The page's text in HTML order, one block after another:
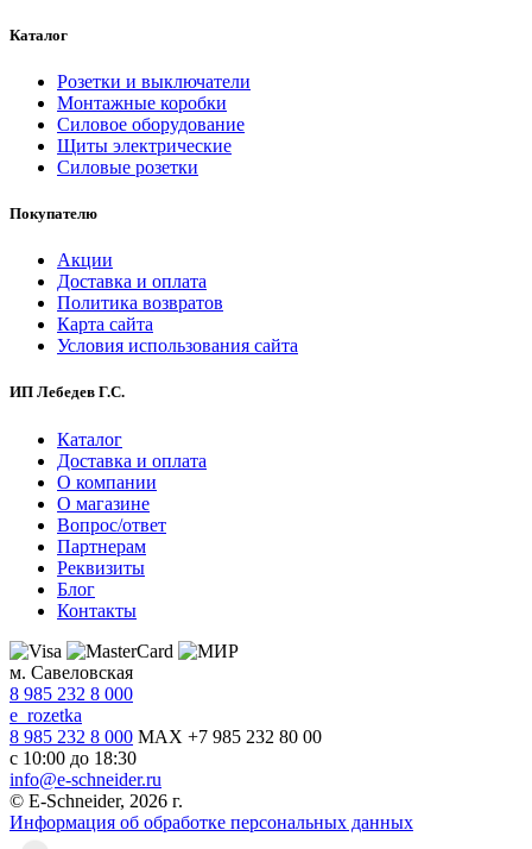
Каталог
Розетки и выключатели
Монтажные коробки
Силовое оборудование
Щиты электрические
Силовые розетки
Покупателю
Акции
Доставка и оплата
Политика возвратов
Карта сайта
Условия использования сайта
ИП Лебедев Г.С.
Каталог
Доставка и оплата
О компании
О магазине
Вопрос/ответ
Партнерам
Реквизиты
Блог
Контакты
м. Савеловская
8 985 232 8 000
e_rozetka
8 985 232 8 000 MAX +7 985 232 80 00
с 10:00 до 18:30
info@e-schneider.ru
© E-Schneider, 2026 г.
Информация об обработке персональных данных